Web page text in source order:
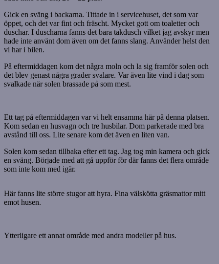
Gick en sväng i backarna. Tittade in i servicehuset, det som var
öppet, och det var fint och fräscht. Mycket gott om toaletter och
duschar. I duscharna fanns det bara takdusch vilket jag avskyr men
hade inte använt dom även om det fanns slang. Använder helst den
vi har i bilen.
På eftermiddagen kom det några moln och la sig framför solen och
det blev genast några grader svalare. Var även lite vind i dag som
svalkade när solen brassade på som mest.
Ett tag på eftermiddagen var vi helt ensamma här på denna platsen.
Kom sedan en husvagn och tre husbilar. Dom parkerade med bra
avstånd till oss. Lite senare kom det även en liten van.
Solen kom sedan tillbaka efter ett tag. Jag tog min kamera och gick
en sväng. Började med att gå uppför för där fanns det flera område
som inte kom med igår.
Här fanns lite större stugor att hyra. Fina välskötta gräsmattor mitt
emot husen.
Ytterligare ett annat område med andra modeller på hus.